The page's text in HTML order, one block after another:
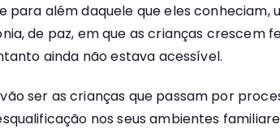
para além daquele que eles conheciam,
de paz, em que as crianças crescem
ainda não estava acessível.
ser as crianças que passam por
nos seus ambientes